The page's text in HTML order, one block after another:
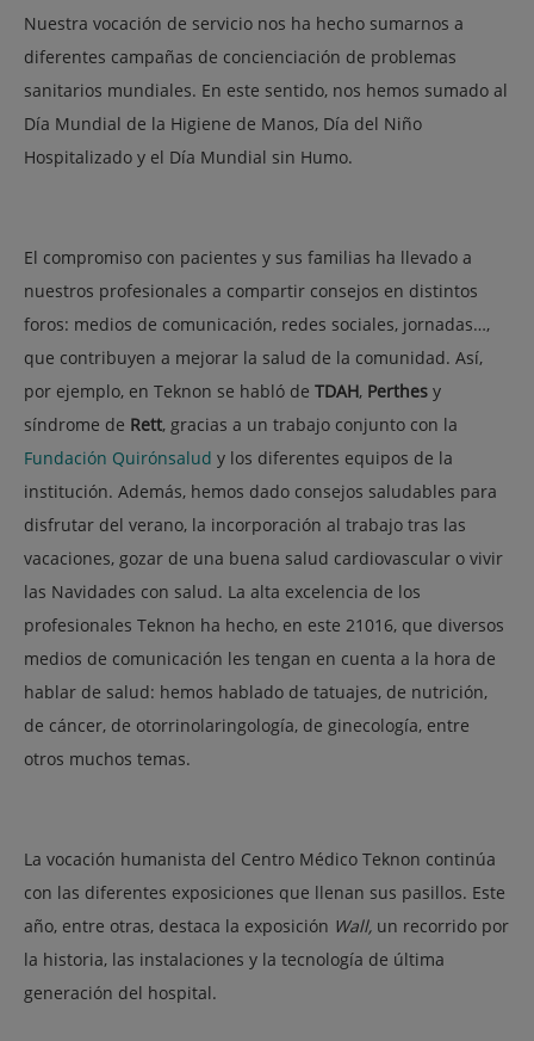
Nuestra vocación de servicio nos ha hecho sumarnos a
diferentes campañas de concienciación de problemas
sanitarios mundiales. En este sentido, nos hemos sumado al
Día Mundial de la Higiene de Manos, Día del Niño
Hospitalizado y el Día Mundial sin Humo.
El compromiso con pacientes y sus familias ha llevado a
nuestros profesionales a compartir consejos en distintos
foros: medios de comunicación, redes sociales, jornadas…,
que contribuyen a mejorar la salud de la comunidad. Así,
por ejemplo, en Teknon se habló de TDAH, Perthes y
síndrome de Rett, gracias a un trabajo conjunto con la
Fundación Quirónsalud y los diferentes equipos de la
institución. Además, hemos dado consejos saludables para
disfrutar del verano, la incorporación al trabajo tras las
vacaciones, gozar de una buena salud cardiovascular o vivir
las Navidades con salud. La alta excelencia de los
profesionales Teknon ha hecho, en este 21016, que diversos
medios de comunicación les tengan en cuenta a la hora de
hablar de salud: hemos hablado de tatuajes, de nutrición,
de cáncer, de otorrinolaringología, de ginecología, entre
otros muchos temas.
La vocación humanista del Centro Médico Teknon continúa
con las diferentes exposiciones que llenan sus pasillos. Este
año, entre otras, destaca la exposición Wall, un recorrido por
la historia, las instalaciones y la tecnología de última
generación del hospital.